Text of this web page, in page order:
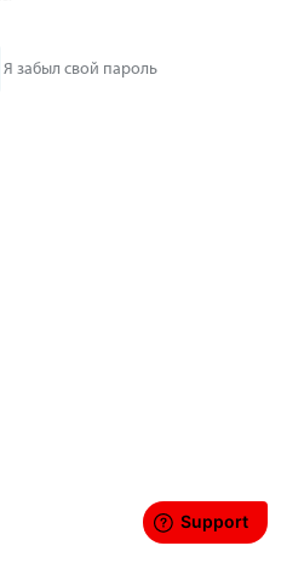
Я забыл свой пароль